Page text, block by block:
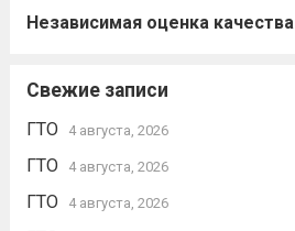
Независимая оценка качества
Свежие записи
ГТО 4 августа, 2026
ГТО 4 августа, 2026
ГТО 4 августа, 2026